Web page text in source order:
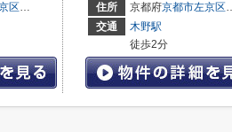
区北白川西町
住所
京都府京都市左京区
交通
木野駅
徒歩2分